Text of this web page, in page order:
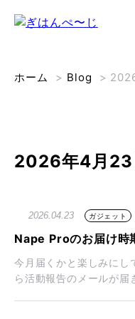
ホーム > Blog >
2026年4月23
2026.04.23 ガジェット
Nape Proのお届け時
今月届くかと楽しみに
ら活動報告のメールが